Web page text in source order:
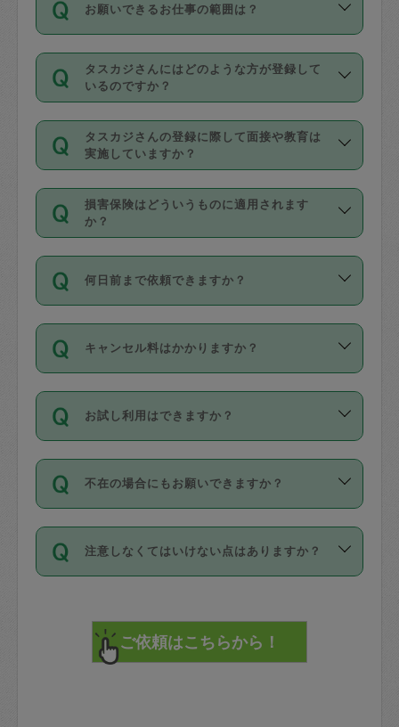
銀行振込や現金払いも対応していませ
なお、タスカジさんの交通費も、依頼料
金のご請求と合わせてお支払いとなりま
動計算で表示されます。
（例：毎週定期の場合は３回以上のキャ
ンセルが有償（1200円、隔週定期の場合
は２回以上のキャンセルが有償（1200
たり３時間です。
・ＡＭ ９時～１２時
・ＰＭ １３時～１６時
・夜 １８時～２１時
開始時間を２時間前後変更することが可
能です。依頼送信後、個別にタスカジさ
んにメッセージを送り調整してくださ
い。ただし、２時間を越えての調整はで
時間も被らない場合、損害保険の対象外
お願いできるお仕事の範囲は？
掃除、整理収納、洗濯、買い物、料理、
作り置きです。タスカジさんによってで
きる仕事の範囲が異なりますので、依頼
する前にタスカジさんのプロフィールで
確認してください。
基本的に、高所での作業や危険作業、屋
外での作業は対象外です。
タスカジさんにはどのような方が登録して
いるのですか？
主婦として長年の家事経験をお持ちの
方、栄養士・調理師といった資格者で保
育園や学校の給食やレストランで料理関
係の専門職に従事されていた方、日本で
すでにハウスキーパーや英語の先生とし
てお仕事をしているフィリピン出身の
社員など様々なバックグラウンドの方が
登録しています。
日本語も話せる方など様々です。
ールに記載していますので、各自の得意
を依頼してください。
タスカジさんの登録に際して面接や教育は
実施していますか？
応募の際に、各自事務局との面接と説明
を行っています。その後、身分証明書の
写真提出をしていただいています。外国
確認しています。タスカジさんトレーニ
ング動画を使ったセルフトレーニングの
現場トライアルを受け、合格したタスカ
ジさんが活動されています。
※テストセンターの講評は１件目のレビュ
参考
【詳細】タスカジさんの登録に際
損害保険はどういうものに適用されます
か？
依頼者とタスカジさんとの間でタスカジ
を通して成立した作業時間内での作業に
適用されます。作業範囲は、掃除、洗
です。作業中に物を壊したり、人にけが
をさせたりした場合が対象で、補償金額
す。
写真を撮り、
詳細FAQ：
損害賠償保険について教えて
何日前まで依頼できますか？
ご依頼は、現在を起点に3日後（72時間
以降）の日時から受付可能となっていま
す。
タスカジさんへ「募集」をかけることが
可能です。
キャンセル料はかかりますか？
キャンセル料には、以下の2種類がありま
す。
1. 直前キャンセル（定期、スポット契約
共通）
72時間を超える※と、以下のキャンセル
料が発生します。
直前キャンセル料：
72時間前〜24時間前＝依頼料金の50%
お試し利用はできますか？
「お試し利用」というメニューはありま
せんが、「一回のみ」依頼を活用するこ
とによって、気に入ったタスカジさんを
まず、条件の合う気になるタスカジさ
みてください。
その後、一番気に入ったタスカジさんに
不在の場合にもお願いできますか？
不在の場合の作業はタスカジさんの同意
が必要です。数回の依頼ののち、タスカ
ジさんと依頼者の間で十分な信頼関係が
てください。
不在時に部屋に入るためにタスカジさん
注意しなくてはいけない点はありますか？
で、必ず鍵のかかるロッカーや金庫に入
れて依頼者の責任の元管理するよう心掛
けてください。